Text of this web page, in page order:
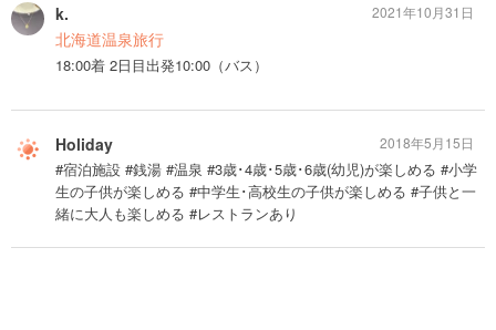
k.
北海道温泉旅行
18:00着 2日目出発10:00（バス）
2021年10月31日
Holiday
#宿泊施設 #銭湯 #温泉 #3歳･4歳･5歳･6歳(幼児)が楽しめる #小学
生の子供が楽しめる #中学生･高校生の子供が楽しめる #子供と一
緒に大人も楽しめる #レストランあり
2018年5月15日